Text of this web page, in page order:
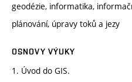
geodézie, informatika,
plánování, úpravy toků a jezy
OSNOVY VÝUKY
1. Úvod do GIS.